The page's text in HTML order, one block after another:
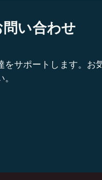
い合わせ
をサポートします。お